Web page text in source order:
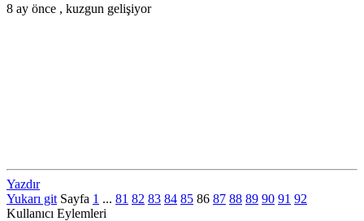
8 ay önce , kuzgun gelişiyor
Yazdır
Yukarı git Sayfa 1 ... 81 82 83 84 85 86 87 88 89 90 91 92
Kullanıcı Eylemleri